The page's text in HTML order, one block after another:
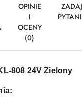
OPINIE
I
OCENY
(0)
808 24V Zielony